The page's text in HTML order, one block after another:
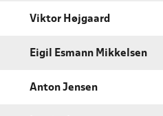
Viktor Højgaard
Eigil Esmann Mikkelsen
Anton Jensen